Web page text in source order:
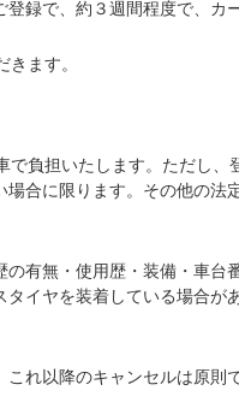
録で、約３週間程度で、カ
ます。
負担いたします。ただし
合に限ります。その他の
有無・使用歴・装備・車
イヤを装着している場合
れ以降のキャンセルは原則で